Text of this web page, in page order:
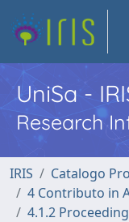
UniSa -
Research
IRIS
Catalogo
4 Contributo in
4.1.2